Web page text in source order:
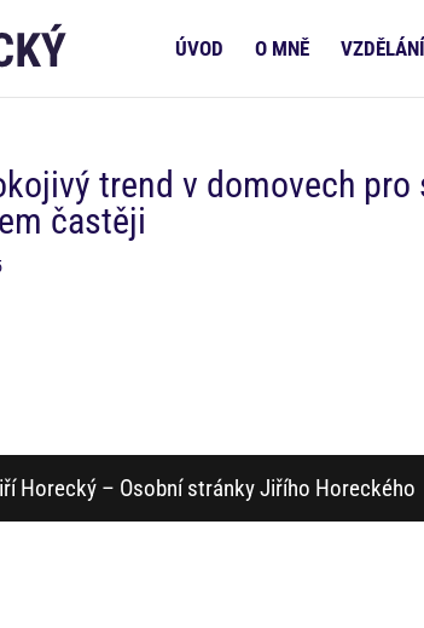
ÚVOD O MNĚ
trend v domovech
častěji
Horecký – Osobní stránky Jiřího Horeckého